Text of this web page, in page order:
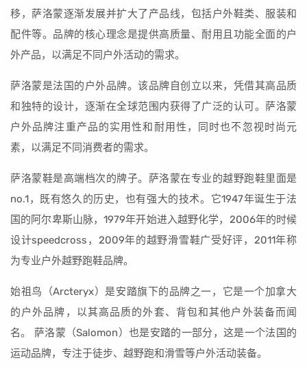
移，萨洛蒙逐渐发展并扩大了产品线，包括户外鞋类、服装和
配件等。品牌的核心理念是提供高质量、耐用且功能全面的户
外产品，以满足不同户外活动的需求。
萨洛蒙是法国的户外品牌。该品牌自创立以来，凭借其高品质
和独特的设计，逐渐在全球范围内获得了广泛的认可。萨洛蒙
户外品牌注重产品的实用性和耐用性，同时也不忽视时尚元
素，以满足不同消费者的需求。
萨洛蒙鞋是高端档次的牌子。萨洛蒙在专业的越野跑鞋里面是
no.1，既有悠久的历史，也有强大的技术。它1947年诞生于法
国的阿尔卑斯山脉，1979年开始进入越野化学，2006年的时候
设计speedcross，2009年的越野滑雪鞋广受好评，2011年称
为专业户外越野跑鞋品牌。
始祖鸟（Arcteryx）是安踏旗下的品牌之一，它是一个加拿大
的户外品牌，以其高品质的外套、背包和其他户外装备而闻
名。 萨洛蒙（Salomon）也是安踏的一部分，这是一个法国的
运动品牌，专注于徒步、越野跑和滑雪等户外活动装备。